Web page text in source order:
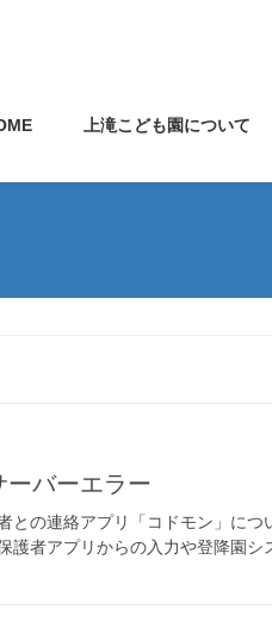
上滝こども園について
ーバーエラー
との連絡アプリ「コドモン」に
護者アプリからの入力や登降園